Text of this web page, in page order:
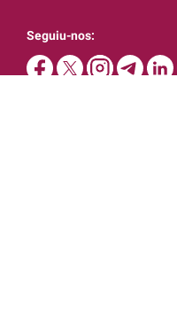
Seguiu-nos: